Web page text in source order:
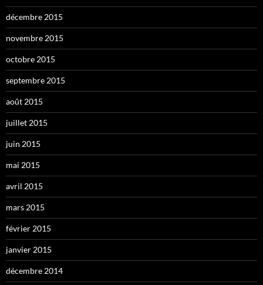
décembre 2015
novembre 2015
octobre 2015
septembre 2015
août 2015
juillet 2015
juin 2015
mai 2015
avril 2015
mars 2015
février 2015
janvier 2015
décembre 2014